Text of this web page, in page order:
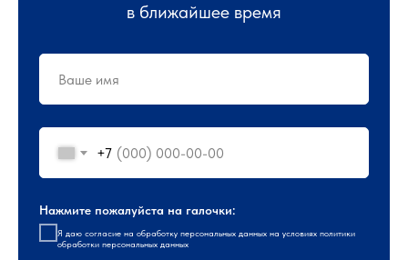
в ближайшее время
+7
Нажмите пожалуйста на галочки:
Я даю согласие на обработку персональных данных на условиях политики
обработки персональных данных